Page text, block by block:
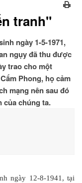
tranh"
ngày 1-5-1971,
ngụy đã thu được
trao cho một
Phong, họ cảm
mạng nên sau đó
của chúng ta.
ngày 12-8-1941, tại